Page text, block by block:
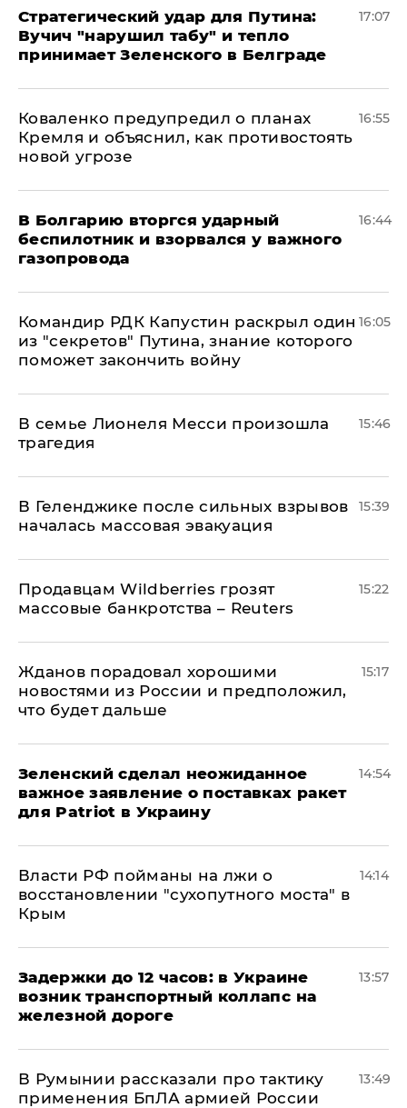
Стратегический удар для Путина:
Вучич "нарушил табу" и тепло
принимает Зеленского в Белграде
17:07
Коваленко предупредил о планах
Кремля и объяснил, как противостоять
новой угрозе
16:55
В Болгарию вторгся ударный
беспилотник и взорвался у важного
газопровода
16:44
Командир РДК Капустин раскрыл один
из "секретов" Путина, знание которого
поможет закончить войну
16:05
В семье Лионеля Месси произошла
трагедия
15:46
В Геленджике после сильных взрывов
началась массовая эвакуация
15:39
Продавцам Wildberries грозят
массовые банкротства – Reuters
15:22
Жданов порадовал хорошими
новостями из России и предположил,
что будет дальше
15:17
Зеленский сделал неожиданное
важное заявление о поставках ракет
для Patriot в Украину
14:54
Власти РФ пойманы на лжи о
восстановлении "сухопутного моста" в
Крым
14:14
Задержки до 12 часов: в Украине
возник транспортный коллапс на
железной дороге
13:57
В Румынии рассказали про тактику
применения БпЛА армией России
13:49